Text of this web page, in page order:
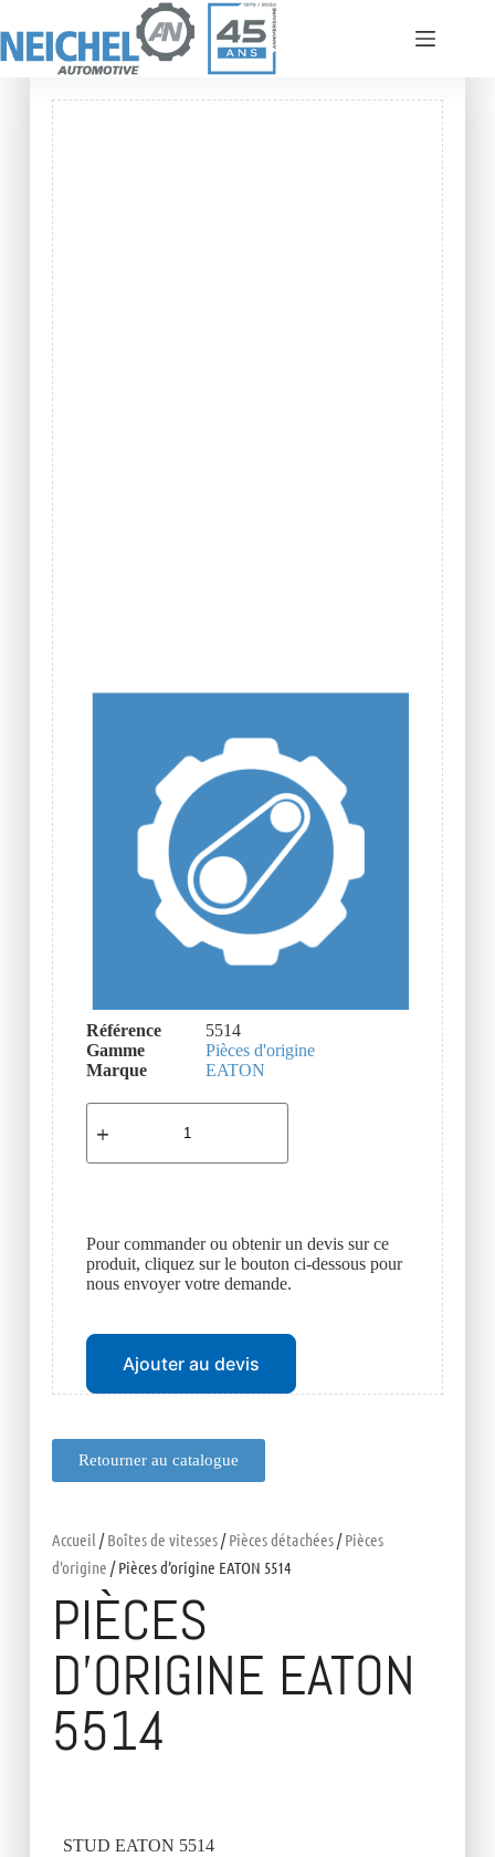
Retourner au catalogue
Accueil /Boîtes de vitesses/Pièces détachées/Pièces
d'origine / Pièces d’origine EATON 5514
PIÈCES
D’ORIGINE EATON
5514
STUD EATON 5514
Référence
5514
Gamme
Pièces d'origine
Marque
EATON
Pour commander ou obtenir un devis sur ce
produit, cliquez sur le bouton ci-dessous pour
nous envoyer votre demande.
Ajouter au devis